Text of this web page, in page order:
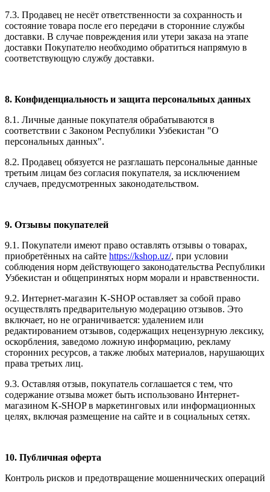
7.3. Продавец не несёт ответственности за сохранность и
состояние товара после его передачи в сторонние службы
доставки. В случае повреждения или утери заказа на этапе
доставки Покупателю необходимо обратиться напрямую в
соответствующую службу доставки.
8. Конфиденциальность и защита персональных данных
8.1. Личные данные покупателя обрабатываются в
соответствии с Законом Республики Узбекистан "О
персональных данных".
8.2. Продавец обязуется не разглашать персональные данные
третьим лицам без согласия покупателя, за исключением
случаев, предусмотренных законодательством.
9. Отзывы покупателей
9.1. Покупатели имеют право оставлять отзывы о товарах,
приобретённых на сайте https://kshop.uz/, при условии
соблюдения норм действующего законодательства Республики
Узбекистан и общепринятых норм морали и нравственности.
9.2. Интернет-магазин K-SHOP оставляет за собой право
осуществлять предварительную модерацию отзывов. Это
включает, но не ограничивается: удалением или
редактированием отзывов, содержащих нецензурную лексику,
оскорбления, заведомо ложную информацию, рекламу
сторонних ресурсов, а также любых материалов, нарушающих
права третьих лиц.
9.3. Оставляя отзыв, покупатель соглашается с тем, что
содержание отзыва может быть использовано Интернет-
магазином K-SHOP в маркетинговых или информационных
целях, включая размещение на сайте и в социальных сетях.
10. Публичная оферта
Контроль рисков и предотвращение мошеннических операций